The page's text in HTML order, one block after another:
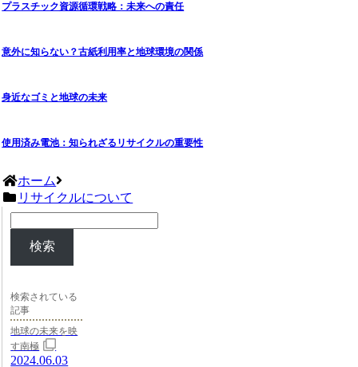
プラスチック資源循環戦略：未来への責任
意外に知らない？古紙利用率と地球環境の関係
身近なゴミと地球の未来
使用済み電池：知られざるリサイクルの重要性
ホーム
リサイクルについて
検索
検索されている
記事
地球の未来を映
す南極
2024.06.03